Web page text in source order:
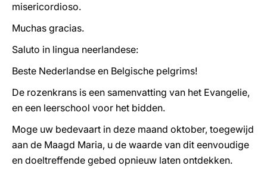
misericordioso.
Muchas gracias.
Saluto in lingua neerlandese:
Beste Nederlandse en Belgische pelgrims!
De rozenkrans is een samenvatting van het Evangelie,
en een leerschool voor het bidden.
Moge uw bedevaart in deze maand oktober, toegewijd
aan de Maagd Maria, u de waarde van dit eenvoudige
en doeltreffende gebed opnieuw laten ontdekken.